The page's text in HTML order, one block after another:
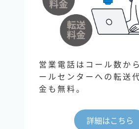
営業電話はコール数か
ールセンターへの転送
金も無料。
詳細はこちら